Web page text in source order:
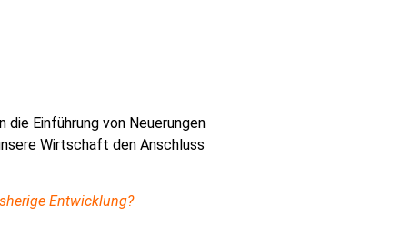
Einführung von Neuerungen
Wirtschaft den Anschluss
Entwicklung?